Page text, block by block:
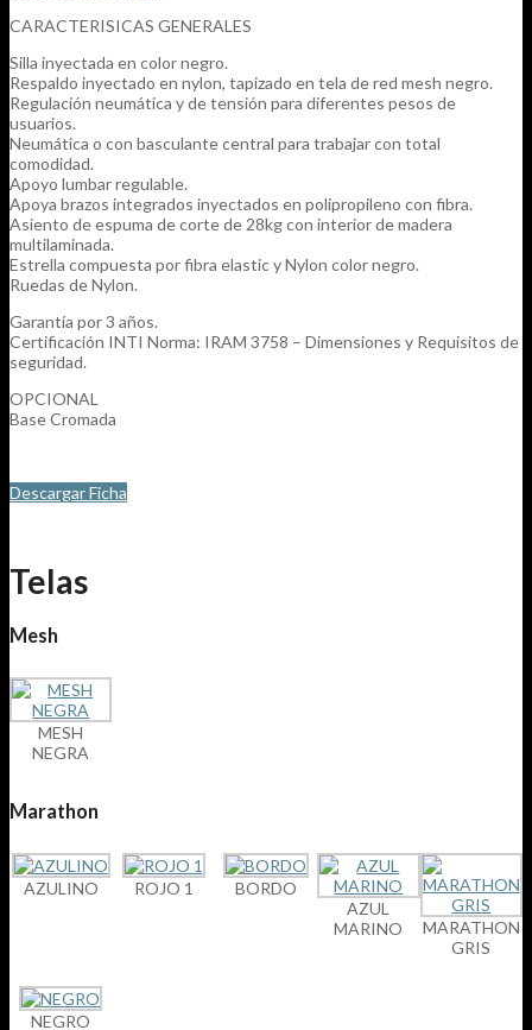
CARACTERISICAS GENERALES
Silla inyectada en color negro.
Respaldo inyectado en nylon, tapizado en tela de red mesh negro.
Regulación neumática y de tensión para diferentes pesos de
usuarios.
Neumática o con basculante central para trabajar con total
comodidad.
Apoyo lumbar regulable.
Apoya brazos integrados inyectados en polipropileno con fibra.
Asiento de espuma de corte de 28kg con interior de madera
multilaminada.
Estrella compuesta por fibra elastic y Nylon color negro.
Ruedas de Nylon.
Garantía por 3 años.
Certificación INTI Norma: IRAM 3758 – Dimensiones y Requisitos de
seguridad.
OPCIONAL
Base Cromada
Descargar Ficha
Telas
Mesh
MESH
NEGRA
Marathon
AZULINO ROJO 1
BORDO
AZUL
MARINO
MARATHON
GRIS
NEGRO